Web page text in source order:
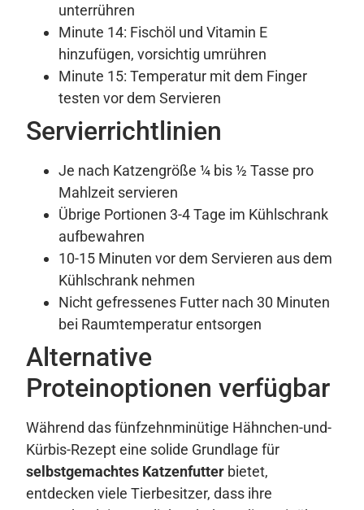
unterrühren
Minute 14: Fischöl und Vitamin E
hinzufügen, vorsichtig umrühren
Minute 15: Temperatur mit dem Finger
testen vor dem Servieren
Servierrichtlinien
Je nach Katzengröße ¼ bis ½ Tasse pro
Mahlzeit servieren
Übrige Portionen 3-4 Tage im Kühlschrank
aufbewahren
10-15 Minuten vor dem Servieren aus dem
Kühlschrank nehmen
Nicht gefressenes Futter nach 30 Minuten
bei Raumtemperatur entsorgen
Alternative
Proteinoptionen verfügbar
Während das fünfzehnminütige Hähnchen-und-
Kürbis-Rezept eine solide Grundlage für
selbstgemachtes Katzenfutter bietet,
entdecken viele Tierbesitzer, dass ihre